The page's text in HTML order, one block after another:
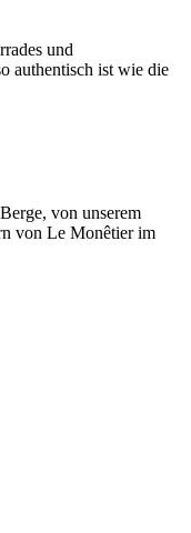
und
authentisch ist wie die
von unserem
von Le Monêtier im